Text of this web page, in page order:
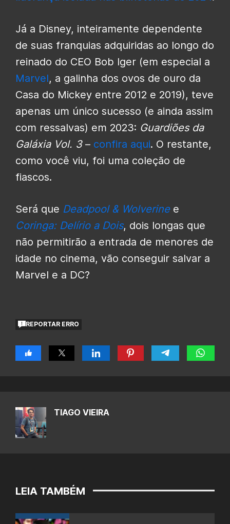
Já a Disney, inteiramente dependente
de suas franquias adquiridas ao longo do
reinado do CEO Bob Iger (em especial a
Marvel, a galinha dos ovos de ouro da
Casa do Mickey entre 2012 e 2019), teve
apenas um único sucesso (e ainda assim
com ressalvas) em 2023: Guardiões da
Galáxia Vol. 3– confira aqui. O restante,
como você viu, foi uma coleção de
fiascos.
Será que Deadpool & Wolverinee
Coringa: Delírio a Dois, dois longas que
não permitirão a entrada de menores de
idade no cinema, vão conseguir salvar a
Marvel e a DC?
REPORTAR ERRO
TIAGO VIEIRA
LEIA TAMBÉM